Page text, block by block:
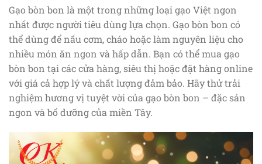
Gạo bòn bon là một trong những loại gạo Việt ngon
nhất được người tiêu dùng lựa chọn. Gạo bòn bon có
thể dùng để nấu cơm, cháo hoặc làm nguyên liệu cho
nhiều món ăn ngon và hấp dẫn. Bạn có thể mua gạo
bòn bon tại các cửa hàng, siêu thị hoặc đặt hàng online
với giá cả hợp lý và chất lượng đảm bảo. Hãy thử trải
nghiệm hương vị tuyệt vời của gạo bòn bon – đặc sản
ngon và bổ dưỡng của miền Tây.